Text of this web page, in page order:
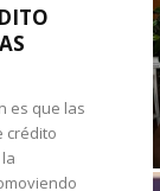
es que las
crédito